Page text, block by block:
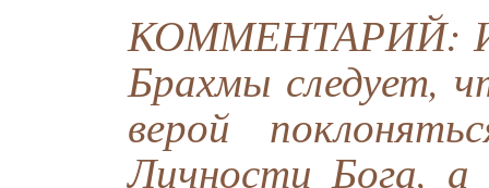
КОММЕНТАРИЙ: Из
Брахмы следует,
верой
Личности Бога,